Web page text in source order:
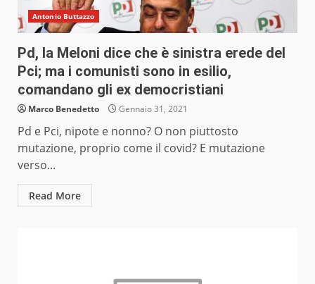
Antonio Buttazzo
Pd, la Meloni dice che è sinistra erede del
Pci; ma i comunisti sono in esilio,
comandano gli ex democristiani
Marco Benedetto Gennaio 31, 2021
Pd e Pci, nipote e nonno? O non piuttosto
mutazione, proprio come il covid? E mutazione
verso...
Read More